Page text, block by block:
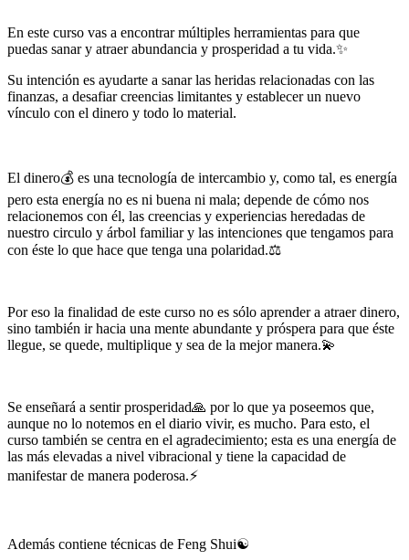
En este curso vas a encontrar múltiples herramientas para que
puedas sanar y atraer abundancia y prosperidad a tu vida.✨
Su intención es ayudarte a sanar las heridas relacionadas con las
finanzas, a desafiar creencias limitantes y establecer un nuevo
vínculo con el dinero y todo lo material.
El dinero💰 es una tecnología de intercambio y, como tal, es energía
pero esta energía no es ni buena ni mala; depende de cómo nos
relacionemos con él, las creencias y experiencias heredadas de
nuestro circulo y árbol familiar y las intenciones que tengamos para
con éste lo que hace que tenga una polaridad.⚖️
Por eso la finalidad de este curso no es sólo aprender a atraer dinero,
sino también ir hacia una mente abundante y próspera para que éste
llegue, se quede, multiplique y sea de la mejor manera.💫
Se enseñará a sentir prosperidad🙏 por lo que ya poseemos que,
aunque no lo notemos en el diario vivir, es mucho. Para esto, el
curso también se centra en el agradecimiento; esta es una energía de
las más elevadas a nivel vibracional y tiene la capacidad de
manifestar de manera poderosa.⚡️
Además contiene técnicas de Feng Shui☯️